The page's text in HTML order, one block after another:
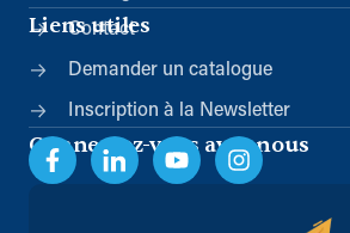
Liens utiles
Contact
Demander un catalogue
Inscription à la Newsletter
Connectez-vous avec nous